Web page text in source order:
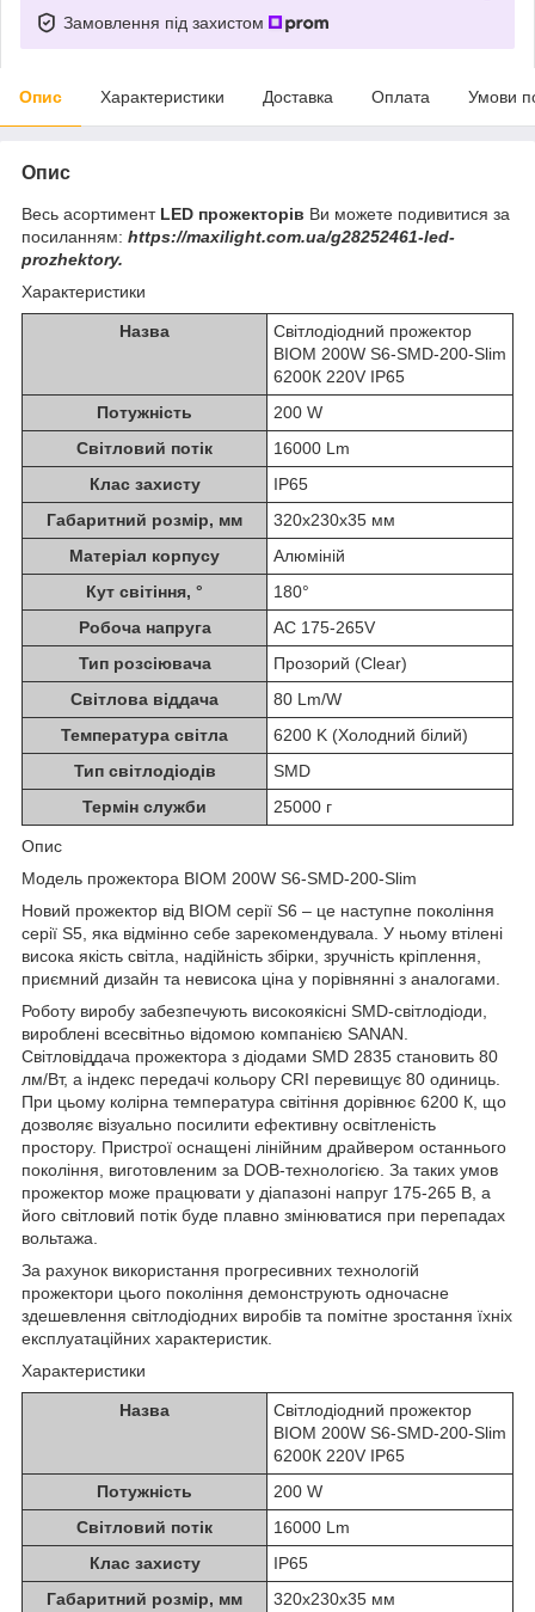
Замовлення під захистом
Опис Характеристики Доставка Оплата Умови
Опис
Весь асортимент LED прожекторів Ви можете подивитися за
посиланням: https://maxilight.com.ua/g28252461-led-
prozhektory.
Характеристики
Назва
Світлодіодний прожектор
BIOM 200W S6-SMD-200-Slim
6200К 220V IP65
Потужність
200 W
Світловий потік
16000 Lm
Клас захисту
IP65
Габаритний розмір, мм
320x230x35 мм
Матеріал корпусу
Алюміній
Кут світіння, °
180°
Робоча напруга
AC 175-265V
Тип розсіювача
Прозорий (Clear)
Світлова віддача
80 Lm/W
Температура світла
6200 K (Холодний білий)
Тип світлодіодів
SMD
Термін служби
25000 г
Опис
Модель прожектора BIOM 200W S6-SMD-200-Slim
Новий прожектор від BIOM серії S6 – це наступне покоління
серії S5, яка відмінно себе зарекомендувала. У ньому втілені
висока якість світла, надійність збірки, зручність кріплення,
приємний дизайн та невисока ціна у порівнянні з аналогами.
Роботу виробу забезпечують високоякісні SMD-світлодіоди,
вироблені всесвітньо відомою компанією SANAN.
Світловіддача прожектора з діодами SMD 2835 становить 80
лм/Вт, а індекс передачі кольору CRI перевищує 80 одиниць.
При цьому колірна температура світіння дорівнює 6200 К, що
дозволяє візуально посилити ефективну освітленість
простору. Пристрої оснащені лінійним драйвером останнього
покоління, виготовленим за DOB-технологією. За таких умов
прожектор може працювати у діапазоні напруг 175-265 В, а
його світловий потік буде плавно змінюватися при перепадах
вольтажа.
За рахунок використання прогресивних технологій
прожектори цього покоління демонструють одночасне
здешевлення світлодіодних виробів та помітне зростання їхніх
експлуатаційних характеристик.
Характеристики
Назва
Світлодіодний прожектор
BIOM 200W S6-SMD-200-Slim
6200К 220V IP65
Потужність
200 W
Світловий потік
16000 Lm
Клас захисту
IP65
Габаритний розмір, мм
320x230x35 мм